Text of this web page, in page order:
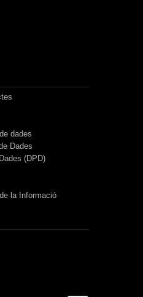
dades
Dades
(DPD)
la Informació